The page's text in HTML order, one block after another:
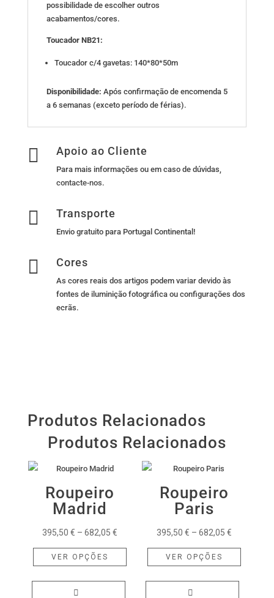
possibilidade de escolher outros
acabamentos/cores.
Toucador NB21:
Toucador c/4 gavetas: 140*80*50m
Disponibilidade: Após confirmação de encomenda 5
a 6 semanas (exceto período de férias).
 Apoio ao Cliente
Para mais informações ou em caso de dúvidas,
contacte-nos.
 Transporte
Envio gratuito para Portugal Continental!
 Cores
As cores reais dos artigos podem variar devido às
fontes de iluminição fotográfica ou configurações dos
ecrãs.
Produtos Relacionados
Produtos Relacionados
Roupeiro
Madrid
395,50€ – 682,05€
range:
395,50 €
through
VER OPÇÕES
This
product
Roupeiro
Paris
395,50 € – 682,05 €Price
range:
395,50 €
through
VER OPÇÕES
This
product